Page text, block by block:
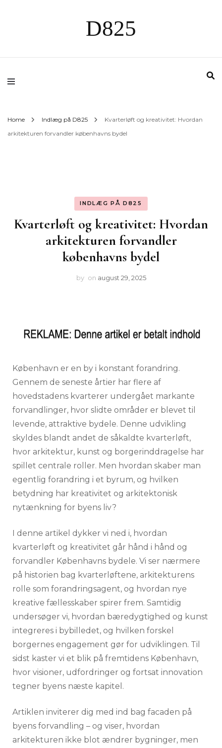
D825
Home Indlæg på D825
Kvarterløft og kreativitet: Hvordan
arkitekturen forvandler københavns bydel
INDLÆG PÅ D825
Kvarterløft og kreativitet: Hvordan
arkitekturen forvandler
københavns bydel
by on august 29, 2025
København er en by i konstant forandring.
Gennem de seneste årtier har flere af
hovedstadens kvarterer undergået markante
forvandlinger, hvor slidte områder er blevet til
levende, attraktive bydele. Denne udvikling
skyldes blandt andet de såkaldte kvarterløft,
hvor arkitektur, kunst og borgerinddragelse har
spillet centrale roller. Men hvordan skaber man
egentlig forandring i et byrum, og hvilken
betydning har kreativitet og arkitektonisk
nytænkning for byens liv?
I denne artikel dykker vi ned i, hvordan
kvarterløft og kreativitet går hånd i hånd og
forvandler Københavns bydele. Vi ser nærmere
på historien bag kvarterløftene, arkitekturens
rolle som forandringsagent, og hvordan nye
kreative fællesskaber spirer frem. Samtidig
undersøger vi, hvordan bæredygtighed og kunst
integreres i bybilledet, og hvilken forskel
borgernes engagement gør for udviklingen. Til
sidst kaster vi et blik på fremtidens København,
hvor visioner, udfordringer og fortsat innovation
tegner byens næste kapitel.
Artiklen inviterer dig med ind bag facaden på
byens forvandling – og viser, hvordan
arkitekturen ikke blot ændrer bygninger, men